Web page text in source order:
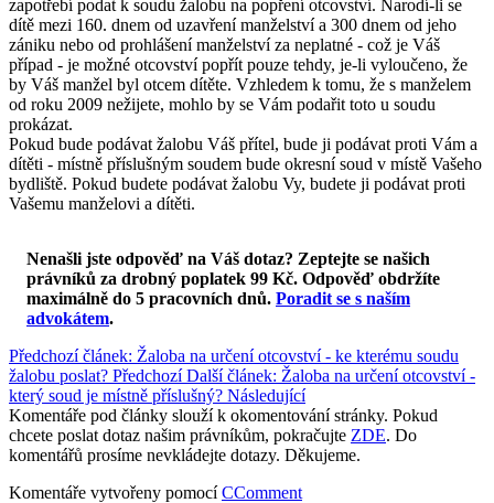
zapotřebí podat k soudu žalobu na popření otcovství. Narodí-li se
dítě mezi 160. dnem od uzavření manželství a 300 dnem od jeho
zániku nebo od prohlášení manželství za neplatné - což je Váš
případ - je možné otcovství popřít pouze tehdy, je-li vyloučeno, že
by Váš manžel byl otcem dítěte. Vzhledem k tomu, že s manželem
od roku 2009 nežijete, mohlo by se Vám podařit toto u soudu
prokázat.
Pokud bude podávat žalobu Váš přítel, bude ji podávat proti Vám a
dítěti - místně příslušným soudem bude okresní soud v místě Vašeho
bydliště. Pokud budete podávat žalobu Vy, budete ji podávat proti
Vašemu manželovi a dítěti.
Nenašli jste odpověď na Váš dotaz? Zeptejte se našich
právníků za drobný poplatek 99 Kč. Odpověď obdržíte
maximálně do 5 pracovních dnů. Poradit se s naším
advokátem.
Předchozí článek: Žaloba na určení otcovství - ke kterému soudu
žalobu poslat? Předchozí Další článek: Žaloba na určení otcovství -
který soud je místně příslušný? Následující
Komentáře pod články slouží k okomentování stránky. Pokud
chcete poslat dotaz našim právníkům, pokračujte ZDE. Do
komentářů prosíme nevkládejte dotazy. Děkujeme.
Komentáře vytvořeny pomocíCComment